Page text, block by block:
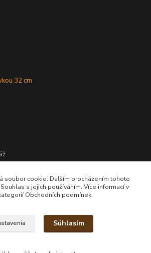
32 cm
+421 902 212 007
16:00 hod
KOTLIKYSHOP.sk, všetky práva vyhradené
soubor cookie. Dalším procházením tohoto
s jejich používáním. Více informací v
Obchodních podmínek.
Súhlasím